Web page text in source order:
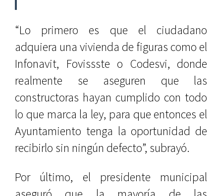
“Lo primero es que el ciudadano
adquiera una vivienda de figuras como el
Infonavit, Fovissste o Codesvi, donde
realmente se aseguren que las
constructoras hayan cumplido con todo
lo que marca la ley, para que entonces el
Ayuntamiento tenga la oportunidad de
recibirlo sin ningún defecto”, subrayó.
Por último, el presidente municipal